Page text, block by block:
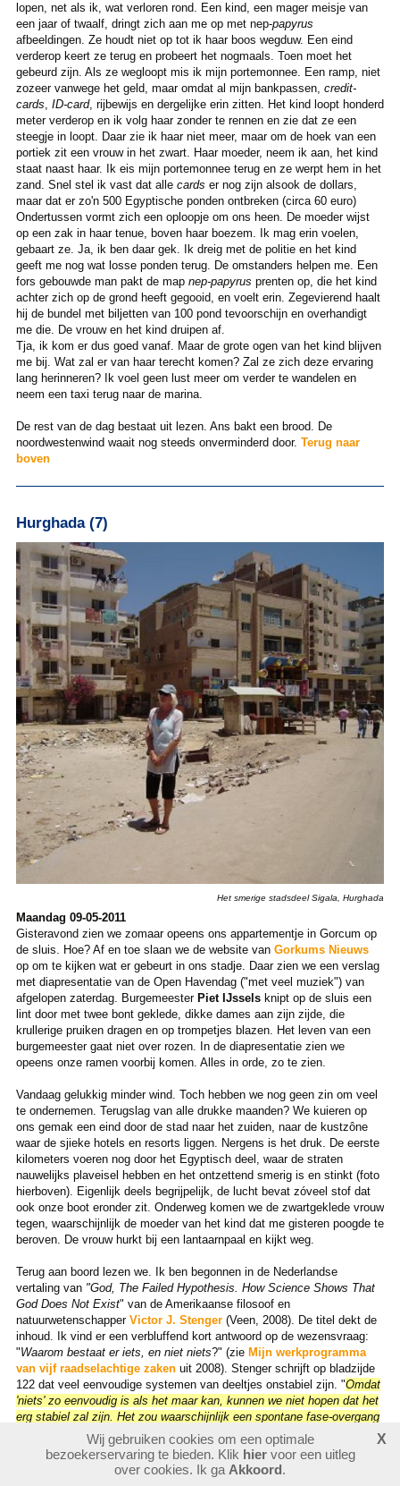
lopen, net als ik, wat verloren rond. Een kind, een mager meisje van
een jaar of twaalf, dringt zich aan me op met nep-papyrus
afbeeldingen. Ze houdt niet op tot ik haar boos wegduw. Een eind
verderop keert ze terug en probeert het nogmaals. Toen moet het
gebeurd zijn. Als ze wegloopt mis ik mijn portemonnee. Een ramp, niet
zozeer vanwege het geld, maar omdat al mijn bankpassen, credit-
cards, ID-card, rijbewijs en dergelijke erin zitten. Het kind loopt honderd
meter verderop en ik volg haar zonder te rennen en zie dat ze een
steegje in loopt. Daar zie ik haar niet meer, maar om de hoek van een
portiek zit een vrouw in het zwart. Haar moeder, neem ik aan, het kind
staat naast haar. Ik eis mijn portemonnee terug en ze werpt hem in het
zand. Snel stel ik vast dat alle cards er nog zijn alsook de dollars,
maar dat er zo'n 500 Egyptische ponden ontbreken (circa 60 euro)
Ondertussen vormt zich een oploopje om ons heen. De moeder wijst
op een zak in haar tenue, boven haar boezem. Ik mag erin voelen,
gebaart ze. Ja, ik ben daar gek. Ik dreig met de politie en het kind
geeft me nog wat losse ponden terug. De omstanders helpen me. Een
fors gebouwde man pakt de map nep-papyrus prenten op, die het kind
achter zich op de grond heeft gegooid, en voelt erin. Zegevierend haalt
hij de bundel met biljetten van 100 pond tevoorschijn en overhandigt
me die. De vrouw en het kind druipen af.
Tja, ik kom er dus goed vanaf. Maar de grote ogen van het kind blijven
me bij. Wat zal er van haar terecht komen? Zal ze zich deze ervaring
lang herinneren? Ik voel geen lust meer om verder te wandelen en
neem een taxi terug naar de marina.
De rest van de dag bestaat uit lezen. Ans bakt een brood. De
noordwestenwind waait nog steeds onverminderd door. Terug naar
boven
Hurghada (7)
Het smerige stadsdeel Sigala, Hurghada
Maandag 09-05-2011
Gisteravond zien we zomaar opeens ons appartementje in Gorcum op
de sluis. Hoe? Af en toe slaan we de website van Gorkums Nieuws
op om te kijken wat er gebeurt in ons stadje. Daar zien we een verslag
met diapresentatie van de Open Havendag ("met veel muziek") van
afgelopen zaterdag. Burgemeester Piet IJsselsknipt op de sluis een
lint door met twee bont geklede, dikke dames aan zijn zijde, die
krullerige pruiken dragen en op trompetjes blazen. Het leven van een
burgemeester gaat niet over rozen. In de diapresentatie zien we
opeens onze ramen voorbij komen. Alles in orde, zo te zien.
Vandaag gelukkig minder wind. Toch hebben we nog geen zin om veel
te ondernemen. Terugslag van alle drukke maanden? We kuieren op
ons gemak een eind door de stad naar het zuiden, naar de kustzône
waar de sjieke hotels en resorts liggen. Nergens is het druk. De eerste
kilometers voeren nog door het Egyptisch deel, waar de straten
nauwelijks plaveisel hebben en het ontzettend smerig is en stinkt (foto
hierboven). Eigenlijk deels begrijpelijk, de lucht bevat zóveel stof dat
ook onze boot eronder zit. Onderweg komen we de zwartgeklede vrouw
tegen, waarschijnlijk de moeder van het kind dat me gisteren poogde te
beroven. De vrouw hurkt bij een lantaarnpaal en kijkt weg.
Terug aan boord lezen we. Ik ben begonnen in de Nederlandse
vertaling van "God, The Failed Hypothesis. How Science Shows That
God Does Not Exist" van de Amerikaanse filosoof en
natuurwetenschapper Victor J. Stenger(Veen, 2008). De titel dekt de
inhoud. Ik vind er een verbluffend kort antwoord op de wezensvraag:
"Waarom bestaat er iets, en niet niets?" (zie Mijn werkprogramma
van vijf raadselachtige zakenuit 2008). Stenger schrijft op bladzijde
122 dat veel eenvoudige systemen van deeltjes onstabiel zijn. "Omdat
'niets' zo eenvoudig is als het maar kan, kunnen we niet hopen dat het
erg stabiel zal zijn. Het zou waarschijnlijk een spontane fase-overgang
vertonen naar iets dat ingewikkelder is, bijvoorbeeld een universum dat
materie bevat " een universum als het onze, dus. Dit vind ik briljant
(hoewel ik er natuurlijk niks van snap), omdat het zo simpel lijkt:
Wij gebruiken cookies om een optimale
bezoekerservaring te bieden. Klik hiervoor een uitleg
over cookies. Ik ga Akkoord.
X